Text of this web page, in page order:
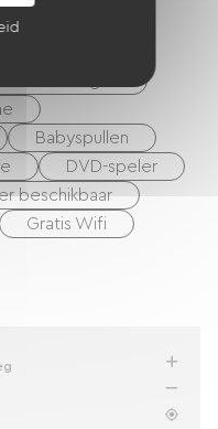
Babyspullen
DVD-speler
beschikbaar
Gratis Wifi